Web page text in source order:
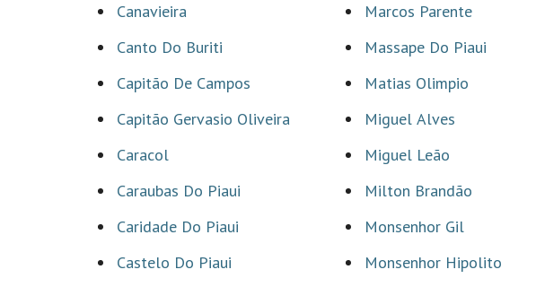
Canavieira
Canto Do Buriti
Capitão De Campos
Capitão Gervasio Oliveira
Caracol
Caraubas Do Piaui
Caridade Do Piaui
Castelo Do Piaui
Marcos Parente
Massape Do Piaui
Matias Olimpio
Miguel Alves
Miguel Leão
Milton Brandão
Monsenhor Gil
Monsenhor Hipolito